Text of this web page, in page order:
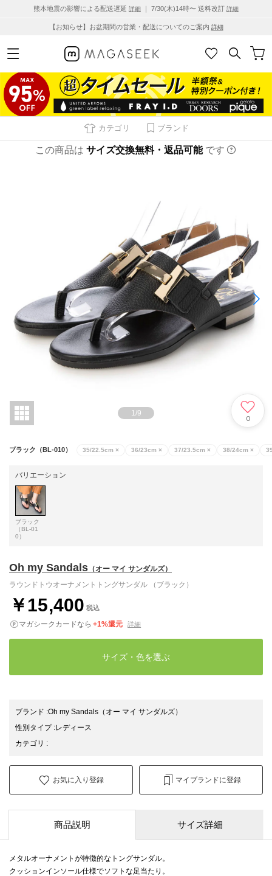
熊本地震の影響による配送遅延 詳細 ｜ 7/30(木)14時〜 送料改訂 詳細
【お知らせ】お盆期間の営業・配送についてのご案内 詳細
カテゴリ ブランド
この商品は サイズ交換無料・返品可能 です
1 /9
0
ブラック（BL-010） 35/22.5cm × 36/23cm × 37/23.5cm × 38/24cm ×
バリエーション
ブラック
（BL-01
0）
Oh my Sandals （オー マイ サンダルズ）
ラウンドトウオーナメントトングサンダル （ブラック）
￥15,400 税込
マガシークカードなら +1%還元 詳細
サイズ・色を選ぶ
ブランド :Oh my Sandals （オー マイ サンダルズ）
性別タイプ:レディース
カテゴリ :
お気に入り登録 マイブランドに登録
商品説明 サイズ詳細
メタルオーナメントが特徴的なトングサンダル。
クッションインソール仕様でソフトな足当たり。